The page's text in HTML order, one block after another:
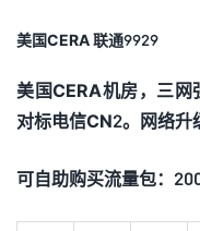
美国CERA 联通9929
美国CERA机房，三网
对标电信CN2。 网络升
可自助购买流量包：